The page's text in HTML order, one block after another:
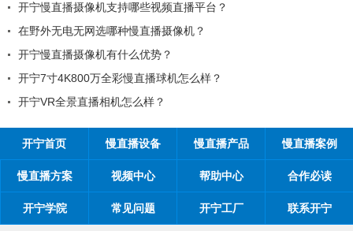
开宁慢直播摄像机支持哪些视频直播平台？
在野外无电无网选哪种慢直播摄像机？
开宁慢直播摄像机有什么优势？
开宁7寸4K800万全彩慢直播球机怎么样？
开宁VR全景直播相机怎么样？
开宁首页 慢直播设备 慢直播产品 慢直播案例
慢直播方案 视频中心 帮助中心 合作必读
开宁学院 常见问题 开宁工厂 联系开宁